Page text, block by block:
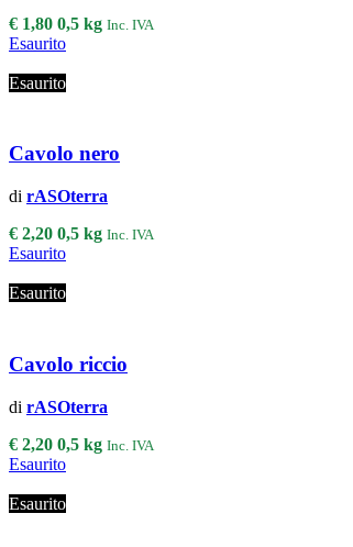
€ 1,80 0,5 kg Inc. IVA
Esaurito
Esaurito
Cavolo nero
di rASOterra
€ 2,20 0,5 kg Inc. IVA
Esaurito
Esaurito
Cavolo riccio
di rASOterra
€ 2,20 0,5 kg Inc. IVA
Esaurito
Esaurito